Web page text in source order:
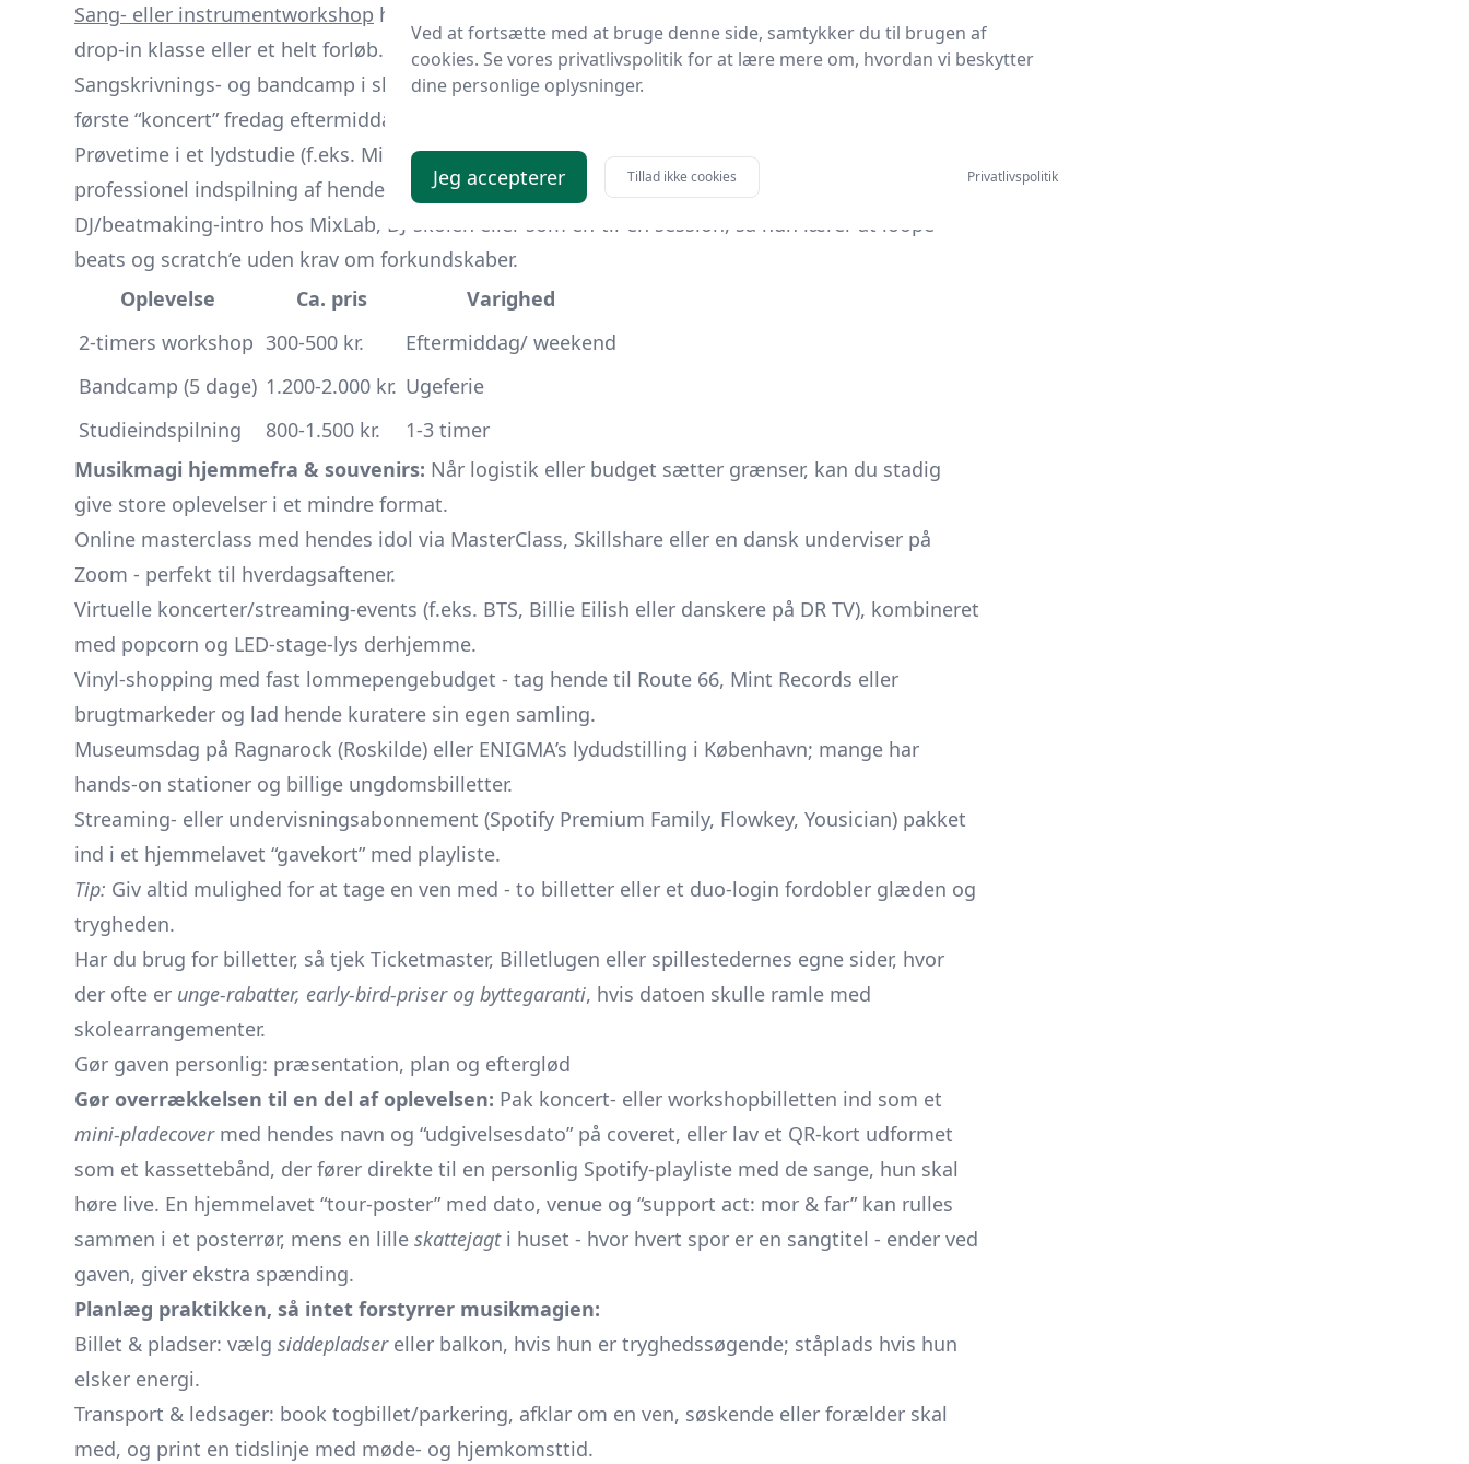
Sang- eller instrumentworkshop hos den lokale musikskole, FOF/AOF eller ungdomsskolen - som
drop-in klasse eller et helt forløb.
Sangskrivnings- og bandcamp i skolernes ferier, hvor hun møder jævnaldrende og spiller sin
første “koncert” fredag eftermiddag.
Prøvetime i et lydstudie (f.eks. MillFactory, SoundBetter eller kommunale studier) inkl.
professionel indspilning af hendes yndlingscover.
DJ/beatmaking-intro hos MixLab, DJ-skolen eller som én-til-én session, så hun lærer at loope
beats og scratch’e uden krav om forkundskaber.
Oplevelse
Ca. pris
Varighed
2-timers workshop 300-500 kr.
Eftermiddag/ weekend
Bandcamp (5 dage) 1.200-2.000 kr. Ugeferie
Studieindspilning
800-1.500 kr.
1-3 timer
Musikmagi hjemmefra & souvenirs: Når logistik eller budget sætter grænser, kan du stadig
give store oplevelser i et mindre format.
Online masterclass med hendes idol via MasterClass, Skillshare eller en dansk underviser på
Zoom - perfekt til hverdagsaftener.
Virtuelle koncerter/streaming-events (f.eks. BTS, Billie Eilish eller danskere på DR TV), kombineret
med popcorn og LED-stage-lys derhjemme.
Vinyl-shopping med fast lommepengebudget - tag hende til Route 66, Mint Records eller
brugtmarkeder og lad hende kuratere sin egen samling.
Museumsdag på Ragnarock (Roskilde) eller ENIGMA’s lydudstilling i København; mange har
hands-on stationer og billige ungdomsbilletter.
Streaming- eller undervisningsabonnement (Spotify Premium Family, Flowkey, Yousician) pakket
ind i et hjemmelavet “gavekort” med playliste.
Tip: Giv altid mulighed for at tage en ven med - to billetter eller et duo-login fordobler glæden og
trygheden.
Har du brug for billetter, så tjek Ticketmaster, Billetlugen eller spillestedernes egne sider, hvor
der ofte er unge-rabatter, early-bird-priser og byttegaranti, hvis datoen skulle ramle med
skolearrangementer.
Gør gaven personlig: præsentation, plan og efterglød
Gør overrækkelsen til en del af oplevelsen: Pak koncert- eller workshopbilletten ind som et
mini-pladecovermed hendes navn og “udgivelsesdato” på coveret, eller lav et QR-kort udformet
som et kassettebånd, der fører direkte til en personlig Spotify-playliste med de sange, hun skal
høre live. En hjemmelavet “tour-poster” med dato, venue og “support act: mor & far” kan rulles
sammen i et posterrør, mens en lille skattejagti huset - hvor hvert spor er en sangtitel - ender ved
gaven, giver ekstra spænding.
Planlæg praktikken, så intet forstyrrer musikmagien:
Billet & pladser: vælg siddepladsereller balkon, hvis hun er tryghedssøgende; ståplads hvis hun
elsker energi.
Transport & ledsager: book togbillet/parkering, afklar om en ven, søskende eller forælder skal
med, og print en tidslinje med møde- og hjemkomsttid.
Ved at fortsætte med at bruge denne side, samtykker du til brugen af
cookies. Se vores privatlivspolitik for at lære mere om, hvordan vi beskytter
dine personlige oplysninger.
Jeg accepterer Tillad ikke cookies Privatlivspolitik